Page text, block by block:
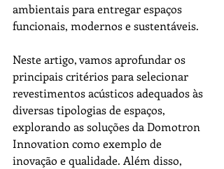
ambientais para entregar espaços
funcionais, modernos e sustentáveis.
Neste artigo, vamos aprofundar os
principais critérios para selecionar
revestimentos acústicos adequados às
diversas tipologias de espaços,
explorando as soluções da Domotron
Innovation como exemplo de
inovação e qualidade. Além disso,